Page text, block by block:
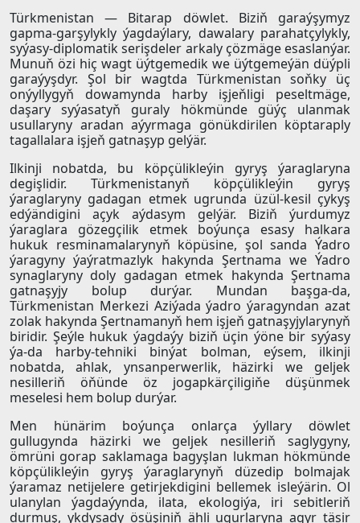
Türkmenistan — Bitarap döwlet. Biziň garaýşymyz
gapma-garşylykly ýagdaýlary, dawalary parahatçylykly,
syýasy-diplomatik serişdeler arkaly çözmäge esaslanýar.
Munuň özi hiç wagt üýtgemedik we üýtgemeýän düýpli
garaýyşdyr. Şol bir wagtda Türkmenistan soňky üç
onýyllygyň dowamynda harby işjeňligi peseltmäge,
daşary syýasatyň guraly hökmünde güýç ulanmak
usullaryny aradan aýyrmaga gönükdirilen köptaraply
tagallalara işjeň gatnaşyp gelýär.
Ilkinji nobatda, bu köpçülikleýin gyryş ýaraglaryna
degişlidir. Türkmenistanyň köpçülikleýin gyryş
ýaraglaryny gadagan etmek ugrunda üzül-kesil çykyş
edýändigini açyk aýdasym gelýär. Biziň ýurdumyz
ýaraglara gözegçilik etmek boýunça esasy halkara
hukuk resminamalarynyň köpüsine, şol sanda Ýadro
ýaragyny ýaýratmazlyk hakynda Şertnama we Ýadro
synaglaryny doly gadagan etmek hakynda Şertnama
gatnaşyjy bolup durýar. Mundan başga-da,
Türkmenistan Merkezi Aziýada ýadro ýaragyndan azat
zolak hakynda Şertnamanyň hem işjeň gatnaşyjylarynyň
biridir. Şeýle hukuk ýagdaýy biziň üçin ýöne bir syýasy
ýa-da harby-tehniki binýat bolman, eýsem, ilkinji
nobatda, ahlak, ynsanperwerlik, häzirki we geljek
nesilleriň öňünde öz jogapkärçiligiňe düşünmek
meselesi hem bolup durýar.
Men hünärim boýunça onlarça ýyllary döwlet
gullugynda häzirki we geljek nesilleriň saglygyny,
ömrüni gorap saklamaga bagyşlan lukman hökmünde
köpçülikleýin gyryş ýaraglarynyň düzedip bolmajak
ýaramaz netijelere getirjekdigini bellemek isleýärin. Ol
ulanylan ýagdaýynda, ilata, ekologiýa, iri sebitleriň
durmuş, ykdysady ösüşiniň ähli ugurlaryna agyr täsir